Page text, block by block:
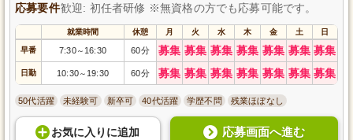
応募要件歓迎: 初任者研修 ※無資格の方でも応募可能です。
就業時間 休憩 月 火 水 木 金 土 日
早番 7:30～ 16:30 60分 募集 募集 募集 募集 募集 募集 募集
日勤 10:30～ 19:30 60分 募集 募集 募集 募集 募集 募集 募集
50代活躍 未経験可 新卒可 40代活躍 学歴不問 残業ほぼなし
お気に入り に追加 応募画面へ進む